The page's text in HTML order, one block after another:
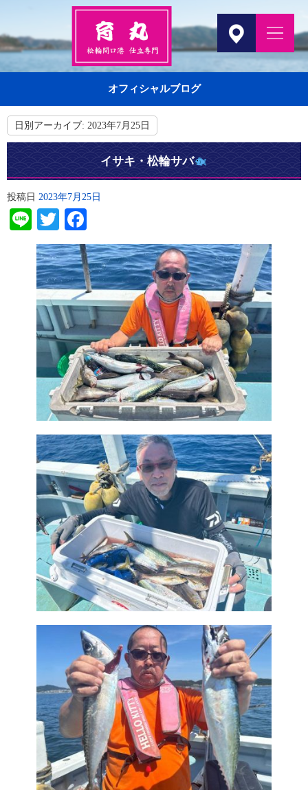
オフィシャルブログ
日別アーカイブ: 2023年7月25日
イサキ・松輪サバ
投稿日 2023年7月25日
LineTwitter